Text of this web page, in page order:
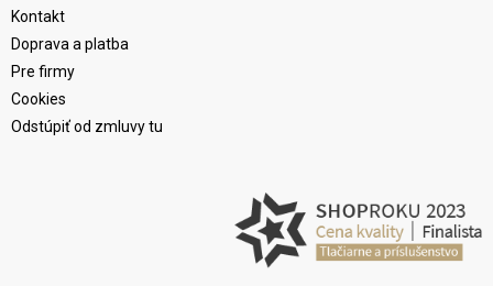
Kontakt
Doprava a platba
Pre firmy
Cookies
Odstúpiť od zmluvy tu